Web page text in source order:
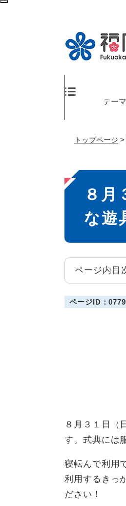
ペ
メ
テー
トップページ >
本
文
８月
な遊
ページ内目
ページID：
８月３１日（
す。式典には
寝転んで利用
利用するきっ
ださい！